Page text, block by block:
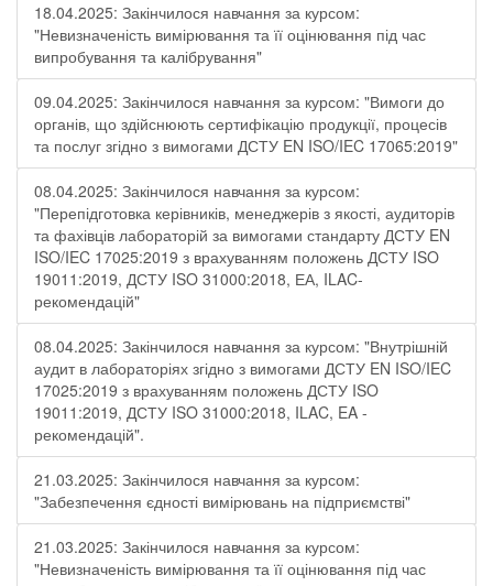
18.04.2025: Закінчилося навчання за курсом:
"Невизначеність вимірювання та її оцінювання під час
випробування та калібрування"
09.04.2025: Закінчилося навчання за курсом: "Вимоги до
органів, що здійснюють сертифікацію продукції, процесів
та послуг згідно з вимогами ДСТУ EN ISO/IEC 17065:2019"
08.04.2025: Закінчилося навчання за курсом:
"Перепідготовка керівників, менеджерів з якості, аудиторів
та фахівців лабораторій за вимогами стандарту ДСТУ EN
ISO/IEC 17025:2019 з врахуванням положень ДСТУ ISO
19011:2019, ДСТУ ISO 31000:2018, ЕА, ILAC-
рекомендацій"
08.04.2025: Закінчилося навчання за курсом: "Внутрішній
аудит в лабораторіях згідно з вимогами ДСТУ EN ISO/IEC
17025:2019 з врахуванням положень ДСТУ ISO
19011:2019, ДСТУ ISO 31000:2018, ILAC, EA -
рекомендацій".
21.03.2025: Закінчилося навчання за курсом:
"Забезпечення єдності вимірювань на підприємстві"
21.03.2025: Закінчилося навчання за курсом:
"Невизначеність вимірювання та її оцінювання під час